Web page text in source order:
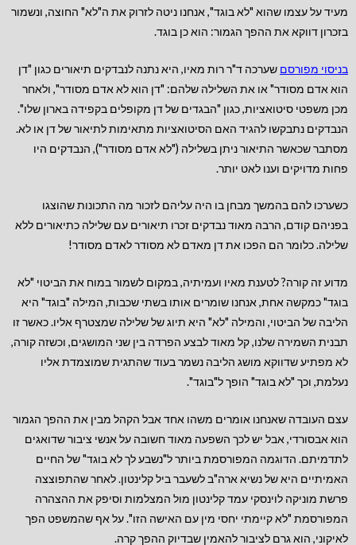
מעיד על עצמו שהוא "לא בוגד", אנחנו ניטה לזרוק את ה"לא" החוצה, ונשמור
בזכרון דווקא את ההפך הגמור: הוא כן בוגד.
בניסוי מפורסם שערכה ד"ר רות מאיו, היא נתנה לנבדקים תיאורים כגון "דן
הוא אדם מסודר" או את השלילה שלהם: "דן הוא לא אדם מסודר", ולאחר
מכן משפטי סיטואציות, כגון "הבגדים של דן מקופלים בקפידה בארון שלו".
הנבדקים נתבקשו להגיד האם הסיטואציות מתאימות לתיאור של דן או לא.
מסתבר שכאשר התיאור ניתן בשלילה ("לא אדם מסודר"), הנבדקים היו
פחות מדויקים וענו לאט יותר.
כשערכו להם בהמשך מבחן בו היה עליהם לזכור מה התכונות שהוצגו
בפניהם קודם, הרבה מאוד נבדקים זכרו תיאורים עם שלילה כתיאורים ללא
שלילה. כלומר הם הפכו את דן מאדם לא מסודר לאדם מסודר!
מדוע זה קורה? לטענת מאיו ועמיתיה, במקום לשמור במוח את הביטוי "לא
בוגד" כמקשה אחת, אנחנו שומרים אותו בשתי שכבות, המילה "בוגד" היא
הליבה של הביטוי, והמילה "לא" היא תיוג של שלילה שמצטרף אליו. כאשר זו
תבנית השמירה שלנו, קל מאוד לבצע הפרדה בין שני המושגים, וכשזה קורה,
לא מפתיע שדווקא מושג הליבה נשמר בעוד שהתגית שמוצמדת אליו
נעלמת, וכך "לא בוגד" הופך ל"בוגד".
עצם העובדה שאנחנו אומרים משהו אחד אבל הקהל מבין את ההפך הגמור
הוא אבסורדי, אבל יש לכך השפעה מאוד חשובה על אנשי ציבור שדואגים
לתדמיתם. הדוגמה המפורסמת ביותר ל"נשבע לך לא בוגד" של החיים
האמיתיים היא של נשיא ארה"ב לשעבר ביל קלינטון. לאחר שהתפוצצה
פרשת מוניקה לוינסקי עמד קלינטון מול המצלמות וסיפק את ההצהרה
המפורסמת "לא קיימתי יחסי מין עם האישה הזו". על אף שהמשפט הפך
לאיקוני, הוא גרם לציבור להאמין שבדיוק ההפך קרה.